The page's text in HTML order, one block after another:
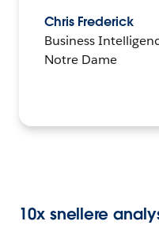
Chris Frederick
Business
Notre Dame
10x snellere